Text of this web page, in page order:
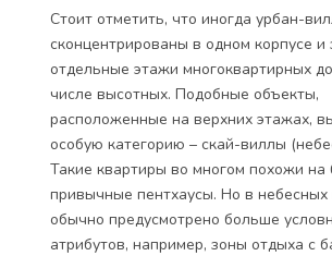
Стоит отметить, что иногда урбан-
сконцентрированы в одном корпусе
отдельные этажи многоквартирных
числе высотных. Подобные объекты,
расположенные на верхних этажах,
особую категорию – скай-виллы
Такие квартиры во многом похожи на
привычные пентхаусы. Но в небесных
обычно предусмотрено больше
атрибутов, например, зоны отдыха с